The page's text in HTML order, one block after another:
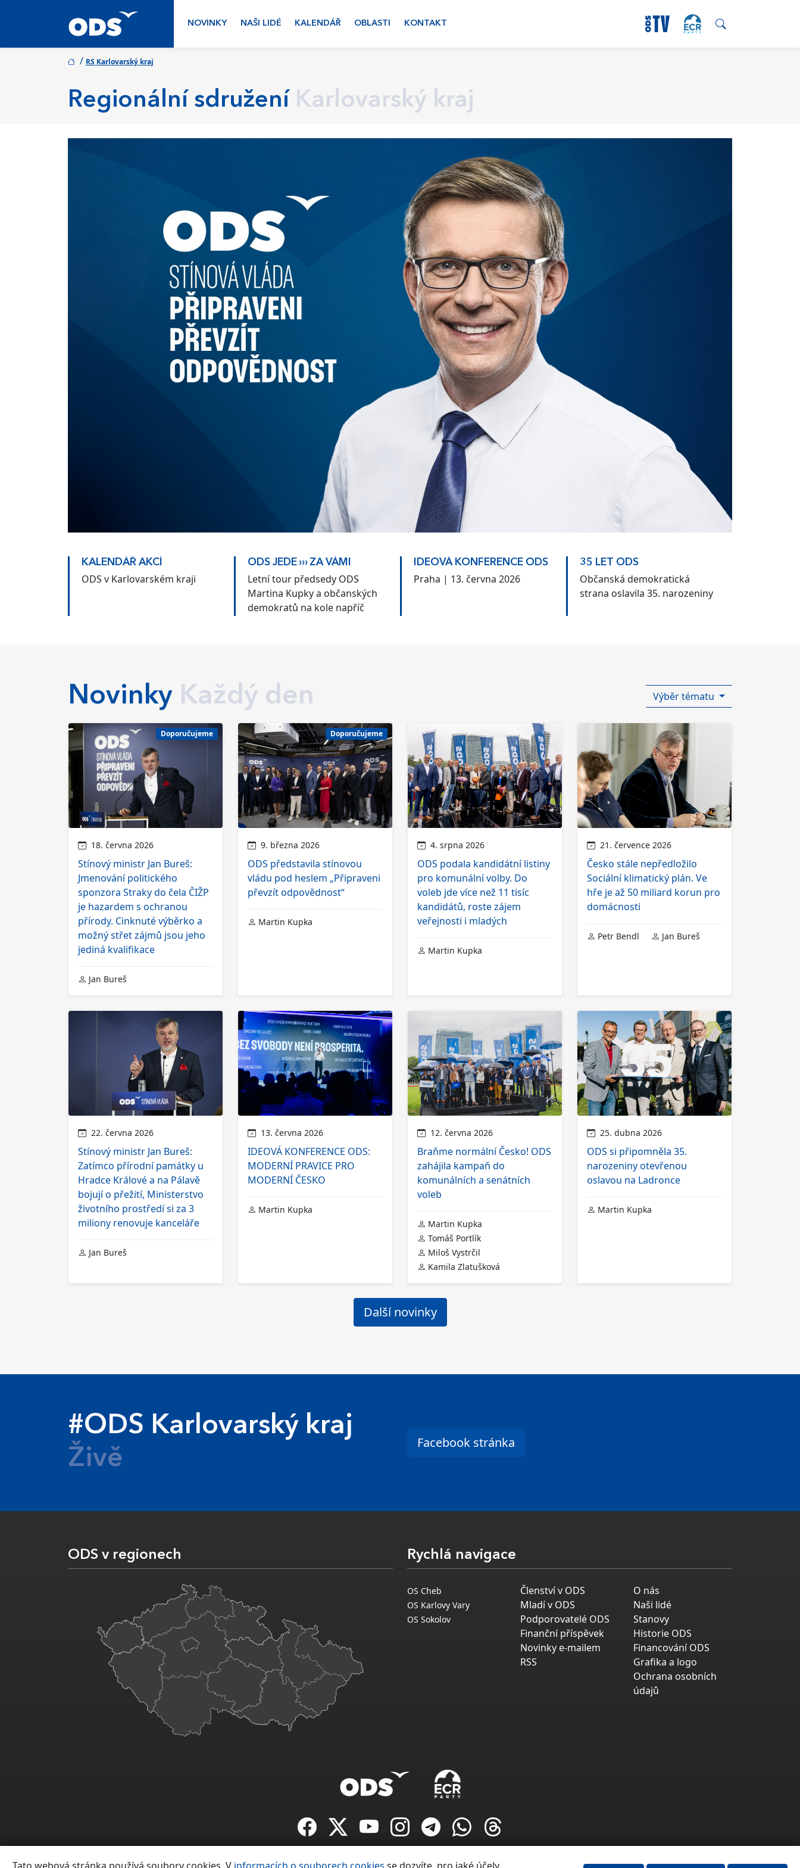
NOVINKY NAŠI LIDÉ KALENDÁŘ OBLASTI KONTAKT
/ RS Karlovarský kraj
Regionální sdružení Karlovarský kraj
KALENDÁŘ AKCÍ
ODS v Karlovarském kraji
ODS JEDE ››› ZA VÁMI
Letní tour předsedy ODS
Martina Kupky a občanských
demokratů na kole napříč
IDEOVÁ KONFERENCE ODS
Praha | 13. června 2026
35 LET ODS
Občanská demokratická
strana oslavila 35. narozeniny
Novinky Každý den Výběr tématu
Doporučujeme
18. června 2026
Stínový ministr Jan Bureš:
Jmenování politického
sponzora Straky do čela ČIŽP
je hazardem s ochranou
přírody. Cinknuté výběrko a
možný střet zájmů jsou jeho
jediná kvalifikace
Jan Bureš
Doporučujeme
9. března 2026
ODS představila stínovou
vládu pod heslem „Připraveni
převzít odpovědnost“
Martin Kupka
4. srpna 2026
ODS podala kandidátní listiny
pro komunální volby. Do
voleb jde více než 11 tisíc
kandidátů, roste zájem
veřejnosti i mladých
Martin Kupka
21. července 2026
Česko stále nepředložilo
Sociální klimatický plán. Ve
hře je až 50 miliard korun pro
domácnosti
Petr Bendl Jan Bureš
22. června 2026
Stínový ministr Jan Bureš:
Zatímco přírodní památky u
Hradce Králové a na Pálavě
bojují o přežití, Ministerstvo
životního prostředí si za 3
miliony renovuje kanceláře
Jan Bureš
13. června 2026
IDEOVÁ KONFERENCE ODS:
MODERNÍ PRAVICE PRO
MODERNÍ ČESKO
Martin Kupka
12. června 2026
Braňme normální Česko! ODS
zahájila kampaň do
komunálních a senátních
voleb
Martin Kupka
Tomáš Portlík
Miloš Vystrčil
Kamila Zlatušková
25. dubna 2026
ODS si připomněla 35.
narozeniny otevřenou
oslavou na Ladronce
Martin Kupka
Další novinky
#ODS Karlovarský kraj
Živě
Facebook stránka
ODS v regionech Rychlá navigace
OS Cheb
OS Karlovy Vary
OS Sokolov
Členství v ODS
Mladí v ODS
Podporovatelé ODS
Finanční příspěvek
Novinky e-mailem
RSS
O nás
Naši lidé
Stanovy
Historie ODS
Financování ODS
Grafika a logo
Ochrana osobních
údajů
Copyright ©